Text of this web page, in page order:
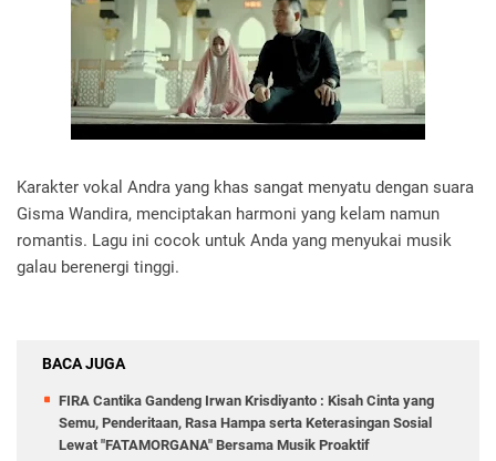
Karakter vokal Andra yang khas sangat menyatu dengan suara
Gisma Wandira, menciptakan harmoni yang kelam namun
romantis. Lagu ini cocok untuk Anda yang menyukai musik
galau berenergi tinggi.
BACA JUGA
FIRA Cantika Gandeng Irwan Krisdiyanto : Kisah Cinta yang
Semu, Penderitaan, Rasa Hampa serta Keterasingan Sosial
Lewat "FATAMORGANA" Bersama Musik Proaktif